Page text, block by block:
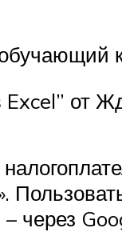
от
через